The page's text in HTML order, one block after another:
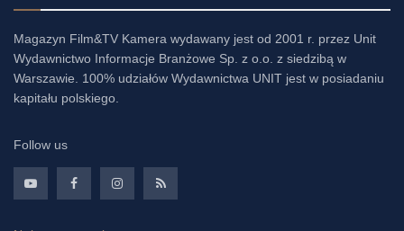
Magazyn Film&TV Kamera wydawany jest od 2001 r. przez Unit
Wydawnictwo Informacje Branżowe Sp. z o.o. z siedzibą w
Warszawie. 100% udziałów Wydawnictwa UNIT jest w posiadaniu
kapitału polskiego.
Follow us